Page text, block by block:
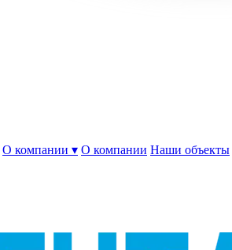
О компании ▾ О компании Наши объекты